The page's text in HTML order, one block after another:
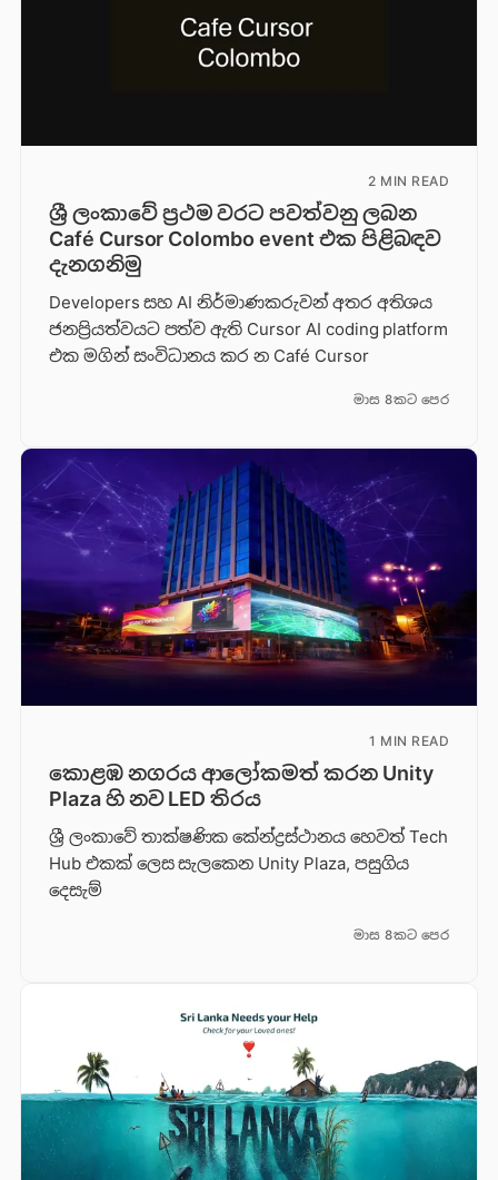
2 MIN READ
ශ්‍රී ලංකාවේ ප්‍රථම වරට පවත්වනු ලබන
Café Cursor Colombo event එක පිළිබඳව
දැනගනිමු
Developers සහ AI නිර්මාණකරුවන් අතර අතිශය
ජනප්‍රියත්වයට පත්ව ඇති Cursor AI coding platform
එක මගින් සංවිධානය කර න Café Cursor
මාස 8කට පෙර
1 MIN READ
කොළඹ නගරය ආලෝකමත් කරන Unity
Plaza හි නව LED තිරය
ශ්‍රී ලංකාවේ තාක්ෂණික කේන්ද්‍රස්ථානය හෙවත් Tech
Hub එකක් ලෙස සැලකෙන Unity Plaza, පසුගිය
දෙසැම්
මාස 8කට පෙර